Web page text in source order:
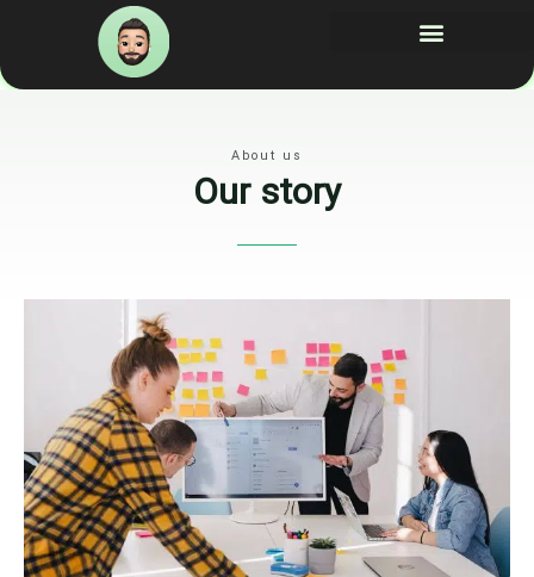
محتوا
About us
Our story